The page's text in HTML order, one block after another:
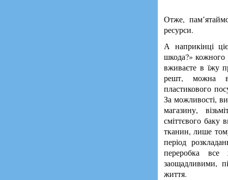
Отже,
ресурси.
А наприкінці
шкода?» кожного
вживаєте в їжу
решт, можна
пластикового
За можливості,
магазину,
сміттєвого баку
тканин, лише
період
переробка все
заощадливими,
життя.